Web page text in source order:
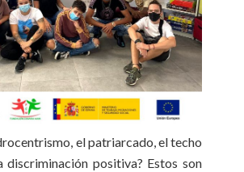
el patriarcado, el techo
discriminación positiva? Estos son